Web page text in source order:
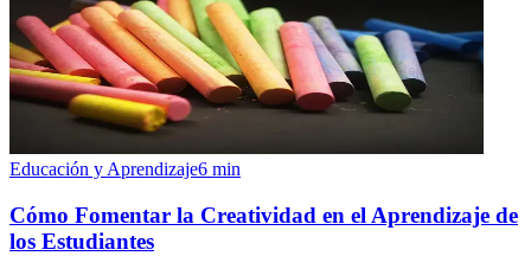
Educación y Aprendizaje6 min
Cómo Fomentar la Creatividad en el Aprendizaje de
los Estudiantes